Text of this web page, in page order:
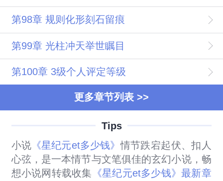
第98章 规则化形刻石留痕
第99章 光柱冲天举世瞩目
第100章 3级个人评定等级
更多章节列表 >>
Tips
小说《星纪元et多少钱》情节跌宕起伏、扣人
心弦，是一本情节与文笔俱佳的玄幻小说，畅
想小说网转载收集 《星纪元et多少钱》最新章